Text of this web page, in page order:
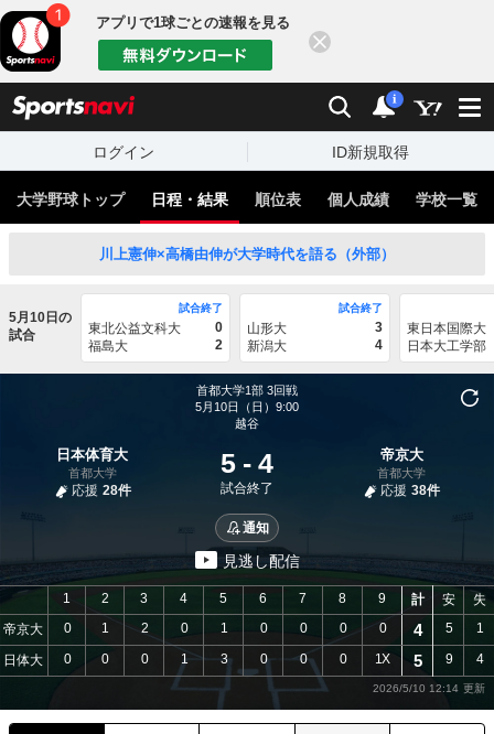
アプリで1球ごとの速報を見る
検索 通知
i
ログイン ID新規取得
大学野球トップ 日程・結果 順位表 個人成績 学校一覧
川上憲伸×高橋由伸が大学時代を語る（外部）
5月10日の
試合
試合終了
東北公益文科大
0
福島大
2
試合終了
山形大
3
新潟大
4
東日本国際大
日本大工学部
首都大学1部 3回戦
5月10日（日）9:00
越谷
日本体育大
首都大学
応援 28件
5 - 4
試合終了
帝京大
首都大学
応援 38件
通知
見逃し配信
帝京大
日体大
1 2 3 4 5 6 7 8
9
0
1 2 0 1 0 0 0
0
0
0 0 1 3 0 0 0 1X
計 安 失
4 5 1
5 9 4
2026/5/10 12:14